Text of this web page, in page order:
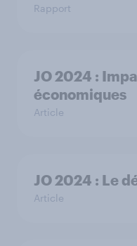
Rapport
JO 2024 :
économiques
Article
JO 2024 : Le
Article